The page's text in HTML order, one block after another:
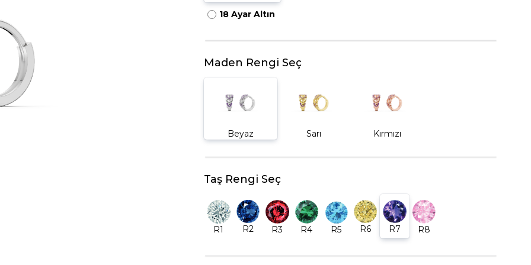
TAMTUR YÜZÜK
18 Ayar Altın
Maden Rengi Seç
Beyaz Sarı Kırmızı
Taş Rengi Seç
R1 R2 R3 R4 R5 R6 R7 R8